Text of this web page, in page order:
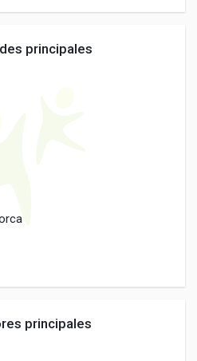
principales
principales